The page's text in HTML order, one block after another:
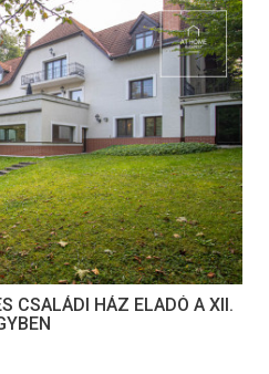
CSALÁDI HÁZ ELADÓ A XII.